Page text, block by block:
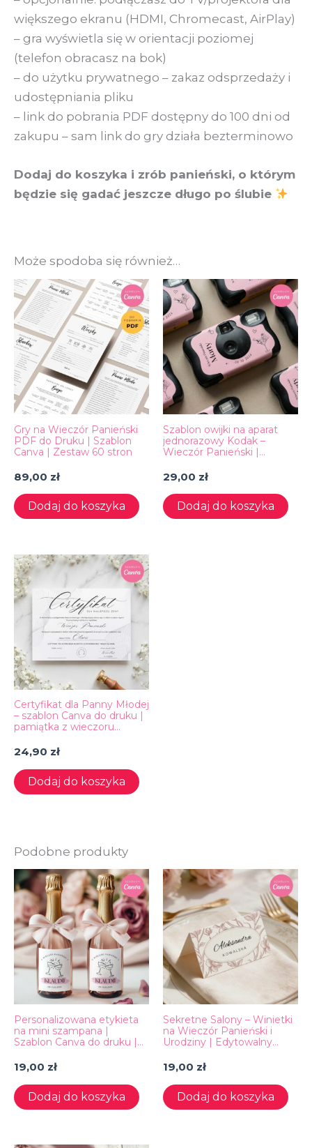
większego ekranu (HDMI, Chromecast, AirPlay)
– gra wyświetla się w orientacji poziomej
(telefon obracasz na bok)
– do użytku prywatnego – zakaz odsprzedaży i
udostępniania pliku
– link do pobrania PDF dostępny do 100 dni od
zakupu – sam link do gry działa bezterminowo
Dodaj do koszyka i zrób panieński, o którym
będzie się gadać jeszcze długo po ślubie
Może spodoba się również…
Gry na Wieczór Panieński
PDF do Druku | Szablon
Canva | Zestaw 60 stron
89,00 zł
Dodaj do koszyka
Szablon owijki na aparat
jednorazowy Kodak –
Wieczór Panieński |
w Canva | Bachelorette
party
29,00 zł
Dodaj do koszyka
Certyfikat dla Panny Młodej
– szablon Canva do druku |
pamiątka z wieczoru
24,90 zł
Dodaj do koszyka
Podobne produkty
Personalizowana etykieta
na mini szampana |
Szablon Canva do druku |
19,00 zł
Dodaj do koszyka
Sekretne Salony – Winietki
na Wieczór Panieński i
Urodziny | Edytowalny
19,00 zł
Dodaj do koszyka